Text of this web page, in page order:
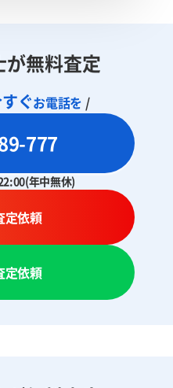
が無料査定
ぐお電話を /
777
年中無休)
定依頼
定依頼